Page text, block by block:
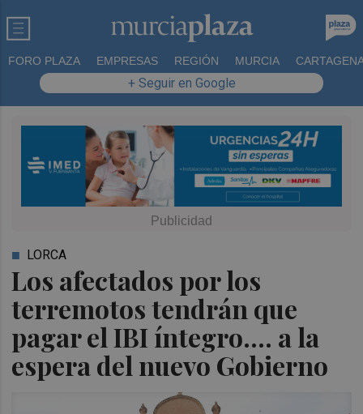
FORO PLAZA EMPRESAS REGIÓN MURCIA
+ Seguir en Google
Los afectados por los
terremotos tendrán que
pagar el IBI íntegro.... a la
espera del nuevo Gobierno
LORCA